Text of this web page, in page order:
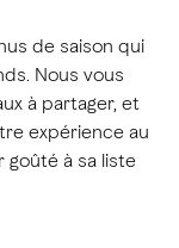
de saison qui
Nous vous
à partager, et
expérience au
goûté à sa liste